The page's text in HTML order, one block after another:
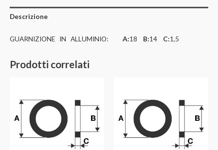
Descrizione
GUARNIZIONE IN ALLUMINIO: A:18 B:14 C:1,5
Prodotti correlati